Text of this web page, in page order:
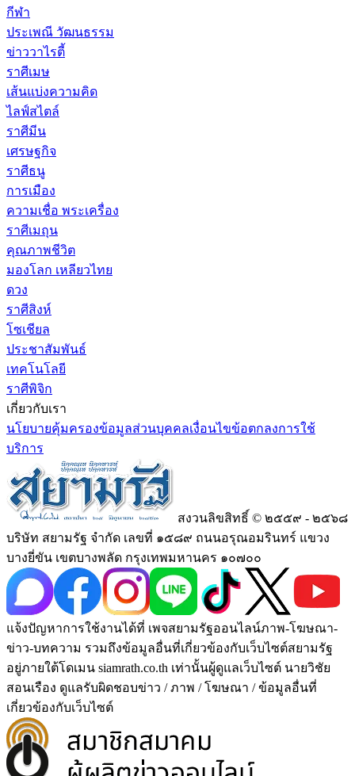
กีฬา
ประเพณี วัฒนธรรม
ข่าววาไรตี้
ราศีเมษ
เส้นแบ่งความคิด
ไลฟ์สไตล์
ราศีมีน
เศรษฐกิจ
ราศีธนู
การเมือง
ความเชื่อ พระเครื่อง
ราศีเมถุน
คุณภาพชีวิต
มองโลก เหลียวไทย
ดวง
ราศีสิงห์
โซเชียล
ประชาสัมพันธ์
เทคโนโลยี
ราศีพิจิก
เกี่ยวกับเรา
นโยบายคุ้มครองข้อมูลส่วนบุคคลเงื่อนไขข้อตกลงการใช้
บริการ
สงวนลิขสิทธิ์ © ๒๕๕๙ - ๒๕๖๘
บริษัท สยามรัฐ จำกัด เลขที่ ๑๕๘๙ ถนนอรุณอมรินทร์ แขวง
บางยี่ขัน เขตบางพลัด กรุงเทพมหานคร ๑๐๗๐๐
แจ้งปัญหาการใช้งานได้ที่ เพจสยามรัฐออนไลน์ภาพ-โฆษณา-
ข่าว-บทความ รวมถึงข้อมูลอื่นที่เกี่ยวข้องกับเว็บไซต์สยามรัฐ
อยู่ภายใต้โดเมน siamrath.co.th เท่านั้นผู้ดูแลเว็บไซต์ นายวิชัย
สอนเรือง ดูแลรับผิดชอบข่าว / ภาพ / โฆษณา / ข้อมูลอื่นที่
เกี่ยวข้องกับเว็บไซต์